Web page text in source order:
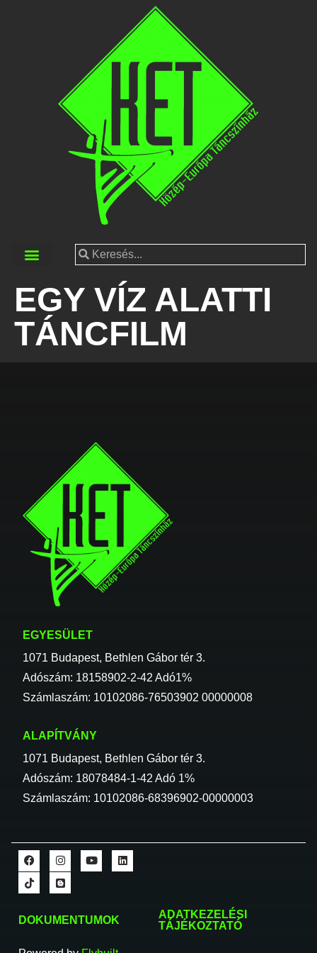
EGY VÍZ ALATTI
TÁNCFILM
EGYESÜLET
1071 Budapest, Bethlen Gábor tér 3.
Adószám: 18158902-2-42 Adó1%
Számlaszám: 10102086-76503902 00000008
ALAPÍTVÁNY
1071 Budapest, Bethlen Gábor tér 3.
Adószám: 18078484-1-42 Adó 1%
Számlaszám: 10102086-68396902-00000003
DOKUMENTUMOK
ADATKEZELÉSI
TÁJÉKOZTATÓ